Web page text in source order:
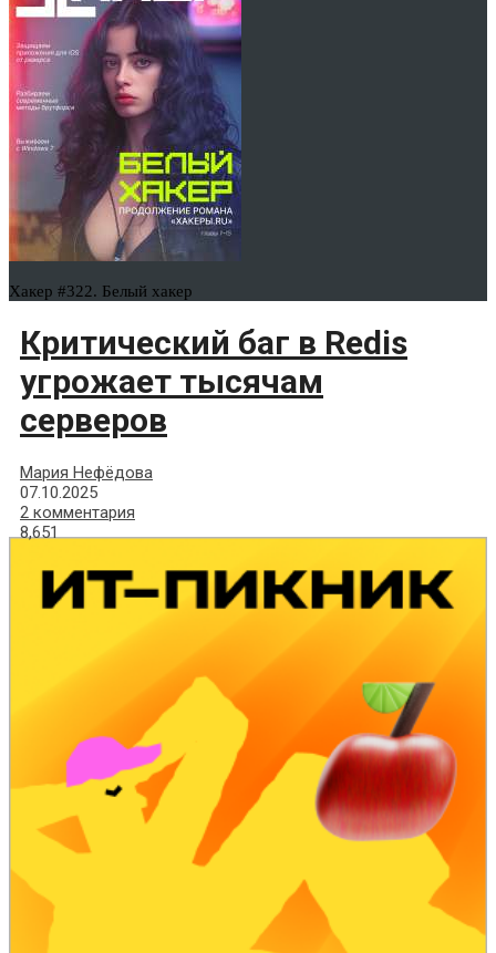
Хакер #322. Белый хакер
Критический баг в Redis
угрожает тысячам
серверов
Мария Нефёдова
07.10.2025
2 комментария
8,651